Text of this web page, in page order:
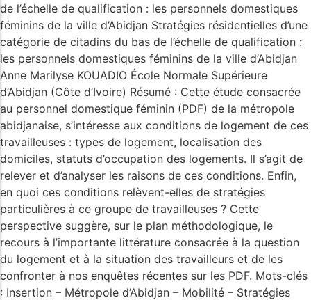
POPULAR THIS WEEK
No Posts Found!
EDITOR'S PICK
No Posts Found!
de l’échelle de qualification : les personnels domestiques
féminins de la ville d’Abidjan Stratégies résidentielles d’une
catégorie de citadins du bas de l’échelle de qualification :
les personnels domestiques féminins de la ville d’Abidjan
Anne Marilyse KOUADIO École Normale Supérieure
d’Abidjan (Côte d’Ivoire) Résumé : Cette étude consacrée
au personnel domestique féminin (PDF) de la métropole
abidjanaise, s’intéresse aux conditions de logement de ces
travailleuses : types de logement, localisation des
domiciles, statuts d’occupation des logements. Il s’agit de
relever et d’analyser les raisons de ces conditions. Enfin,
en quoi ces conditions relèvent-elles de stratégies
particulières à ce groupe de travailleuses ? Cette
perspective suggère, sur le plan méthodologique, le
recours à l’importante littérature consacrée à la question
du logement et à la situation des travailleurs et de les
confronter à nos enquêtes récentes sur les PDF. Mots-clés
: Insertion – Métropole d’Abidjan – Mobilité – Stratégies